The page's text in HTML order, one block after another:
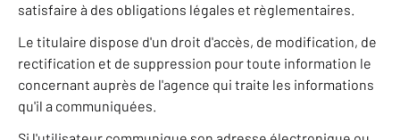
satisfaire à des obligations légales et règlementaires.
Le titulaire dispose d'un droit d'accès, de modification, de
rectification et de suppression pour toute information le
concernant auprès de l'agence qui traite les informations
qu'il a communiquées.